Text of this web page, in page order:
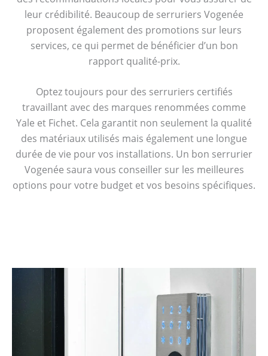
leur crédibilité. Beaucoup de serruriers Vogenée
proposent également des promotions sur leurs
services, ce qui permet de bénéficier d’un bon
rapport qualité-prix.
Optez toujours pour des serruriers certifiés
travaillant avec des marques renommées comme
Yale et Fichet. Cela garantit non seulement la qualité
des matériaux utilisés mais également une longue
durée de vie pour vos installations. Un bon serrurier
Vogenée saura vous conseiller sur les meilleures
options pour votre budget et vos besoins spécifiques.